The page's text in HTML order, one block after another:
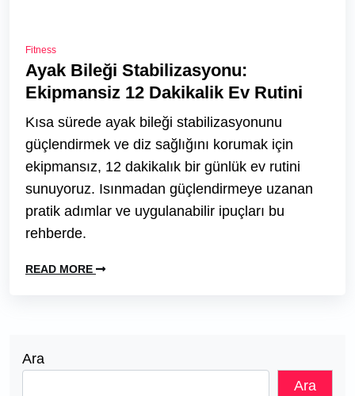
Fitness
Ayak Bileği Stabilizasyonu:
Ekipmansiz 12 Dakikalik Ev Rutini
Kısa sürede ayak bileği stabilizasyonunu
güçlendirmek ve diz sağlığını korumak için
ekipmansız, 12 dakikalık bir günlük ev rutini
sunuyoruz. Isınmadan güçlendirmeye uzanan
pratik adımlar ve uygulanabilir ipuçları bu
rehberde.
READ MORE
Ara
Ara